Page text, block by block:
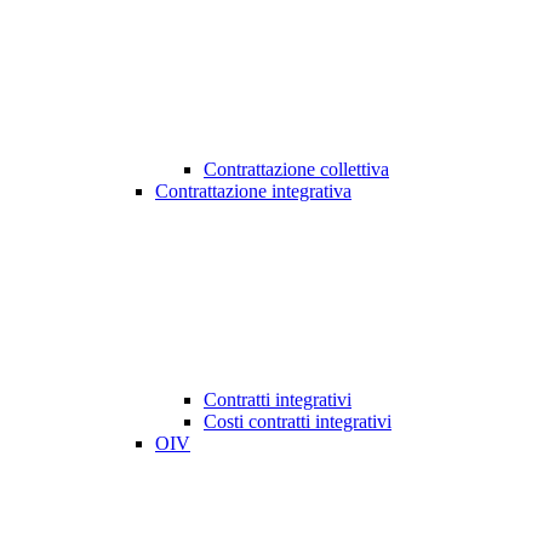
Contrattazione collettiva
Contrattazione integrativa
Contratti integrativi
Costi contratti integrativi
OIV